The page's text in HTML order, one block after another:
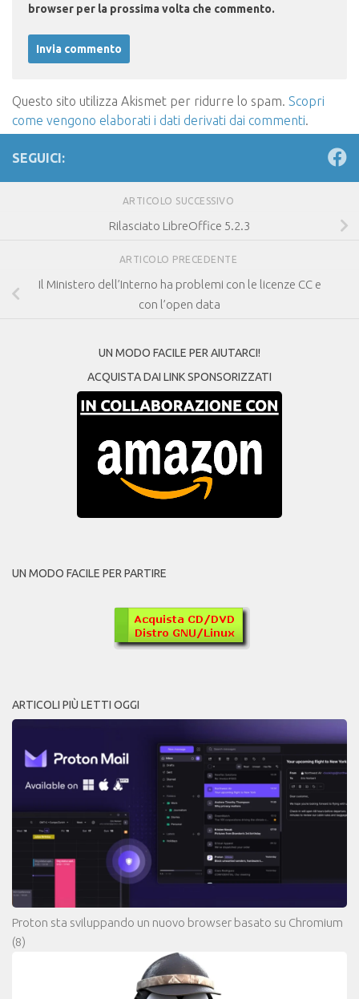
browser per la prossima volta che commento.
Questo sito utilizza Akismet per ridurre lo spam. Scopri
come vengono elaborati i dati derivati dai commenti.
SEGUICI:
ARTICOLO SUCCESSIVO
Rilasciato LibreOffice 5.2.3
ARTICOLO PRECEDENTE
Il Ministero dell’Interno ha problemi con le licenze CC e
con l’open data
UN MODO FACILE PER AIUTARCI!
ACQUISTA DAI LINK SPONSORIZZATI
UN MODO FACILE PER PARTIRE
ARTICOLI PIÙ LETTI OGGI
Proton sta sviluppando un nuovo browser basato su Chromium
(8)